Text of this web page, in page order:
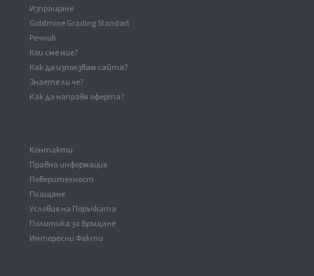
Изпращане
Goldmine Grading Standart
Речник
Кои сме ние?
Как да използвам сайта?
Знаете ли че?
Как да направя оферта?
Kонтакти
Правна информация
Поверителност
Плащане
Условия на Поръчката
Политика за Връщане
Интересни Факти